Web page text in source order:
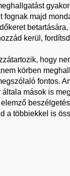
fognak majd
kerül,
hogy
körben
fontos.
mások is
a többiekkel is